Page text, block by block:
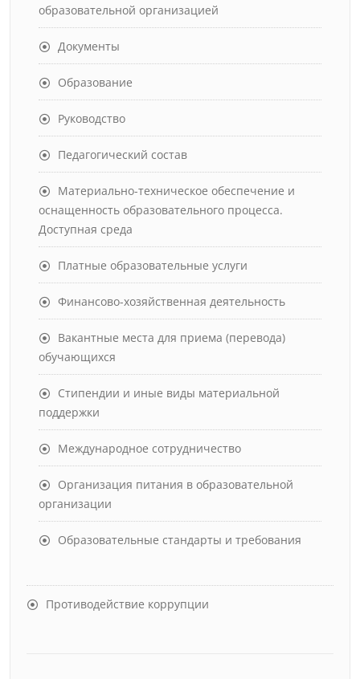
образовательной организацией
Документы
Образование
Руководство
Педагогический состав
Материально-техническое обеспечение и
оснащенность образовательного процесса.
Доступная среда
Платные образовательные услуги
Финансово-хозяйственная деятельность
Вакантные места для приема (перевода)
обучающихся
Стипендии и иные виды материальной
поддержки
Международное сотрудничество
Организация питания в образовательной
организации
Образовательные стандарты и требования
Противодействие коррупции